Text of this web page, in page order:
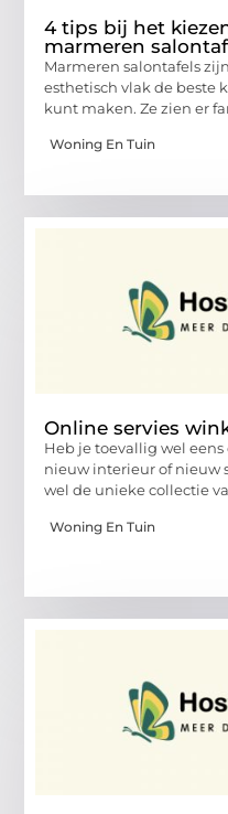
4 tips bij het
marmeren
Marmeren salontafels
esthetisch vlak de beste
kunt maken. Ze zien er
Woning En Tuin
Online servies
Heb je toevallig wel
nieuw interieur of nieuw
wel de unieke collectie
Woning En Tuin